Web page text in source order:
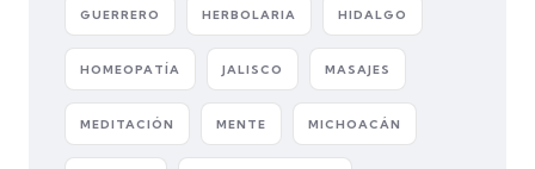
GUERRERO HERBOLARIA HIDALGO
HOMEOPATÍA JALISCO MASAJES
MEDITACIÓN MENTE MICHOACÁN